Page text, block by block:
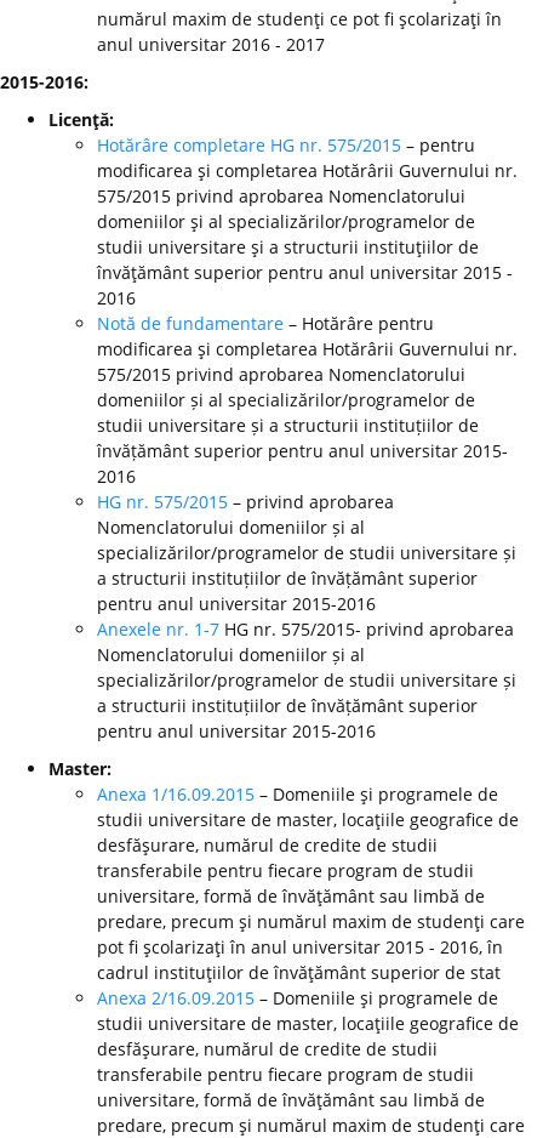
numărul maxim de studenţi ce pot fi şcolarizaţi în
anul universitar 2016 - 2017
2015-2016:
Licenţă:
Hotărâre completare HG nr. 575/2015 – pentru
modificarea şi completarea Hotărârii Guvernului nr.
575/2015 privind aprobarea Nomenclatorului
domeniilor şi al specializărilor/programelor de
studii universitare şi a structurii instituţiilor de
învăţământ superior pentru anul universitar 2015 -
2016
Notă de fundamentare – Hotărâre pentru
modificarea şi completarea Hotărârii Guvernului nr.
575/2015 privind aprobarea Nomenclatorului
domeniilor și al specializărilor/programelor de
studii universitare și a structurii instituțiilor de
învățământ superior pentru anul universitar 2015-
2016
HG nr. 575/2015 – privind aprobarea
Nomenclatorului domeniilor și al
specializărilor/programelor de studii universitare și
a structurii instituțiilor de învățământ superior
pentru anul universitar 2015-2016
Anexele nr. 1-7 HG nr. 575/2015- privind aprobarea
Nomenclatorului domeniilor și al
specializărilor/programelor de studii universitare și
a structurii instituțiilor de învățământ superior
pentru anul universitar 2015-2016
Master:
Anexa 1/16.09.2015 – Domeniile şi programele de
studii universitare de master, locaţiile geografice de
desfăşurare, numărul de credite de studii
transferabile pentru fiecare program de studii
universitare, formă de învăţământ sau limbă de
predare, precum şi numărul maxim de studenţi care
pot fi şcolarizaţi în anul universitar 2015 - 2016, în
cadrul instituţiilor de învăţământ superior de stat
Anexa 2/16.09.2015 – Domeniile şi programele de
studii universitare de master, locaţiile geografice de
desfăşurare, numărul de credite de studii
transferabile pentru fiecare program de studii
universitare, formă de învăţământ sau limbă de
predare, precum şi numărul maxim de studenţi care